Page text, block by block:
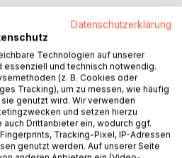
jeder etwas anderes vor. Aber
alle einen Bart, kommen aus
Menge Räucherstäbchen.
normaler junger Mann
Wohnung ein spirituelles
er ganz plötzlich auf und
Augenblick auf den anderen
Nicht sein Körper, nicht seine
Datenschutzerklärung
Technologien auf unserer
essenziell und technisch notwendig.
(z. B. Cookies oder
Tracking), um zu messen, wie häufig
genutzt wird. Wir verwenden
und setzen hierzu
Drittanbieter ein, wodurch ggf.
Tracking-Pixel, IP-Adressen
genutzt werden. Auf unserer Seite